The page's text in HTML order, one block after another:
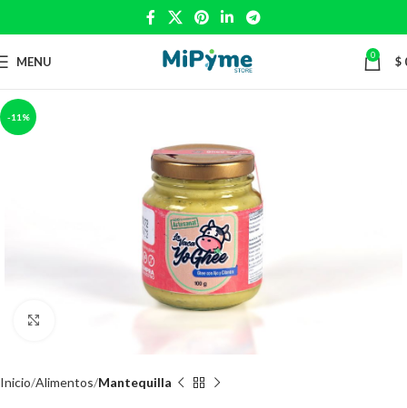
MENU 0 $
-11%
Inicio Alimentos Mantequilla